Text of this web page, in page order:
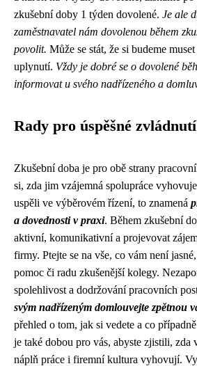
zkušební doby 1 týden dovolené. Je ale
zaměstnavatel nám dovolenou během
povolit. Může se stát, že si budeme
uplynutí. Vždy je dobré se o dovolené
informovat u svého nadřízeného a
Rady pro úspěšné zvládnutí
Zkušební doba je pro obě strany
si, zda jim vzájemná spolupráce
uspěli ve výběrovém řízení, to znamená
a dovednosti v praxi. Během zkušební
aktivní, komunikativní a projevovat
firmy. Ptejte se na vše, co vám není
pomoc či radu zkušenější kolegy.
spolehlivost a dodržování pracovních
svým nadřízeným domlouvejte zpětnou
přehled o tom, jak si vedete a co
je také dobou pro vás, abyste zjistili, zda
náplň práce i firemní kultura vyhovují.